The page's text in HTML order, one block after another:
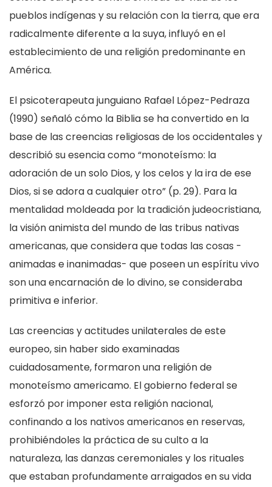
pueblos indígenas y su relación con la tierra, que era
radicalmente diferente a la suya, influyó en el
establecimiento de una religión predominante en
América.
El psicoterapeuta junguiano Rafael López-Pedraza
(1990) señaló cómo la Biblia se ha convertido en la
base de las creencias religiosas de los occidentales y
describió su esencia como “monoteísmo: la
adoración de un solo Dios, y los celos y la ira de ese
Dios, si se adora a cualquier otro” (p. 29). Para la
mentalidad moldeada por la tradición judeocristiana,
la visión animista del mundo de las tribus nativas
americanas, que considera que todas las cosas -
animadas e inanimadas- que poseen un espíritu vivo
son una encarnación de lo divino, se consideraba
primitiva e inferior.
Las creencias y actitudes unilaterales de este
europeo, sin haber sido examinadas
cuidadosamente, formaron una religión de
monoteísmo americamo. El gobierno federal se
esforzó por imponer esta religión nacional,
confinando a los nativos americanos en reservas,
prohibiéndoles la práctica de su culto a la
naturaleza, las danzas ceremoniales y los rituales
que estaban profundamente arraigados en su vida